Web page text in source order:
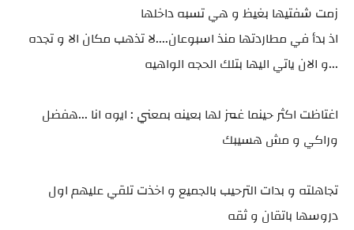
زمت شفتيها بغيظ و هي تسبه داخلها
اذ بدأ في مطاردتها منذ اسبوعان....لا تذهب مكان الا و تجده
...و الان ياتي اليها بتلك الحجه الواهيه
اغتاظت اكثر حينما غمز لها بعينه بمعني : ايوه انا ...هفضل
وراكي و مش هسيبك
تجاهلته و بدات الترحيب بالجميع و اخذت تلقي عليهم اول
دروسها باتقان و ثقه